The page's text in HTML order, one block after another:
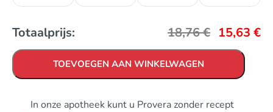
Totaalprijs: 18,76€ 15,63 €
TOEVOEGEN AAN WINKELWAGEN
In onze apotheek kunt u Provera zonder recept